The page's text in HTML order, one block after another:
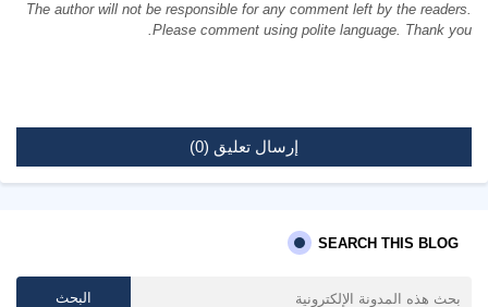
The author will not be responsible for any comment left by the readers.
Please comment using polite language. Thank you.
إرسال تعليق (0)
SEARCH THIS BLOG